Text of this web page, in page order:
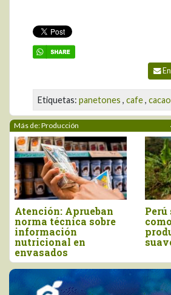
Etiquetas: panetones , cafe, cacao
Más de: Producción
Atención: Aprueban
norma técnica sobre
información
nutricional en
envasados
Perú